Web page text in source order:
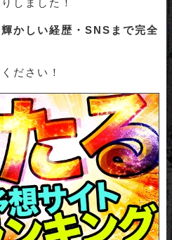
かしい経歴・SNSまで完全
ださい！